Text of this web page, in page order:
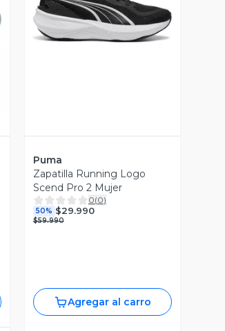
Vista Previa
Puma
Zapatilla Running Logo
Scend Pro 2 Mujer
0(0)
50% $29.990
$59.990
Agregar al carro